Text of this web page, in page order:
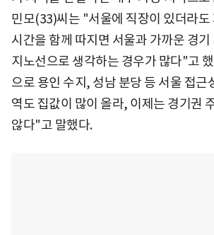
민모(33)씨는 "서울에 직장이 있더라도
시간을 함께 따지면 서울과 가까운 경
지노선으로 생각하는 경우가 많다"고
으로 용인 수지, 성남 분당 등 서울 접근
역도 집값이 많이 올라, 이제는 경기권
않다"고 말했다.